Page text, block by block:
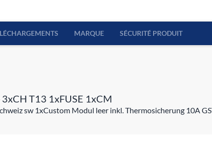
MARQUE SÉCURITÉ PRODUIT
T13 1xFUSE 1xCM
sw 1xCustom Modul leer inkl. Thermosicherung 10A